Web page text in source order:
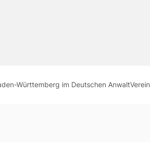
Württemberg im Deutschen AnwaltVerein